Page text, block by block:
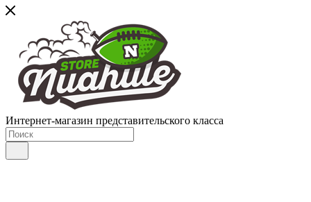
Интернет-магазин представительского класса